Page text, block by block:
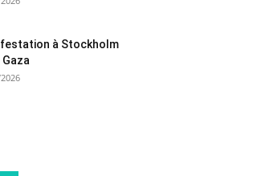
à Stockholm